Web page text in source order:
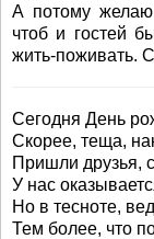
А потому
чтоб и гостей
жить-поживать.
Сегодня День
Скорее, теща,
Пришли друзья,
У нас
Но в тесноте,
Тем более, что